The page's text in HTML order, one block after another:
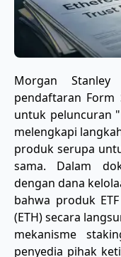
Morgan
pendaftaran Form
untuk peluncuran
melengkapi
produk serupa
sama. Dalam
dengan dana
bahwa produk
(ETH) secara
mekanisme
penyedia pihak